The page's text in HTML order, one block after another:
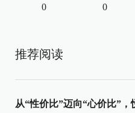
0 0
推荐阅读
从“性价比”迈向“心价比”，